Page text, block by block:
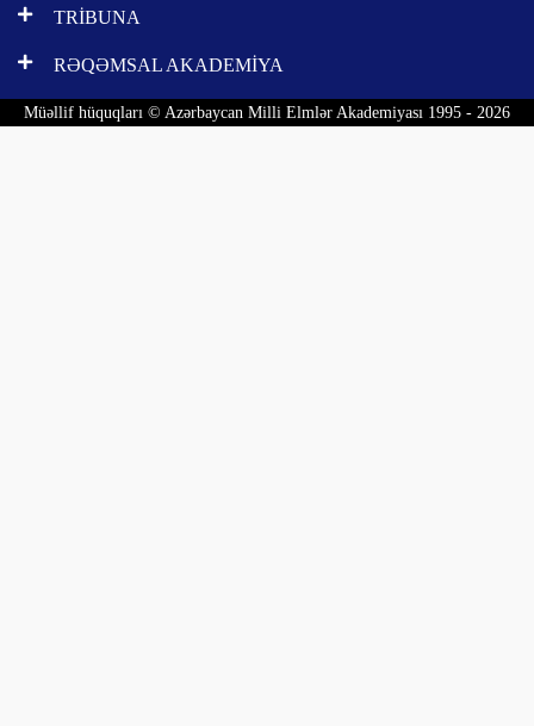
TRİBUNA
RƏQƏMSAL AKADEMİYA
Müəllif hüquqları © Azərbaycan Milli Elmlər Akademiyası 1995 - 2026